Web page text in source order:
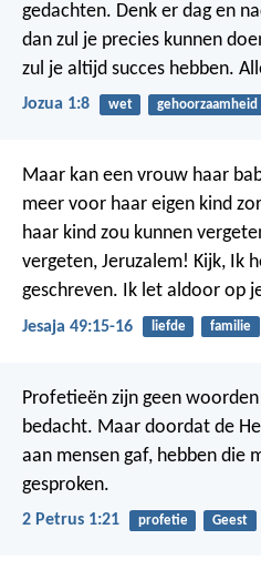
gedachten. Denk er dag en
dan zul je precies kunnen
zul je altijd succes hebben.
Jozua 1:8 wet gehoorzaamheid
Maar kan een vrouw haar
meer voor haar eigen kind
haar kind zou kunnen
vergeten, Jeruzalem! Kijk, Ik
geschreven. Ik let aldoor op
Jesaja 49:15-16 liefde familie
Profetieën zijn geen
bedacht. Maar doordat de
aan mensen gaf, hebben die
gesproken.
2 Petrus 1:21 profetie Geest